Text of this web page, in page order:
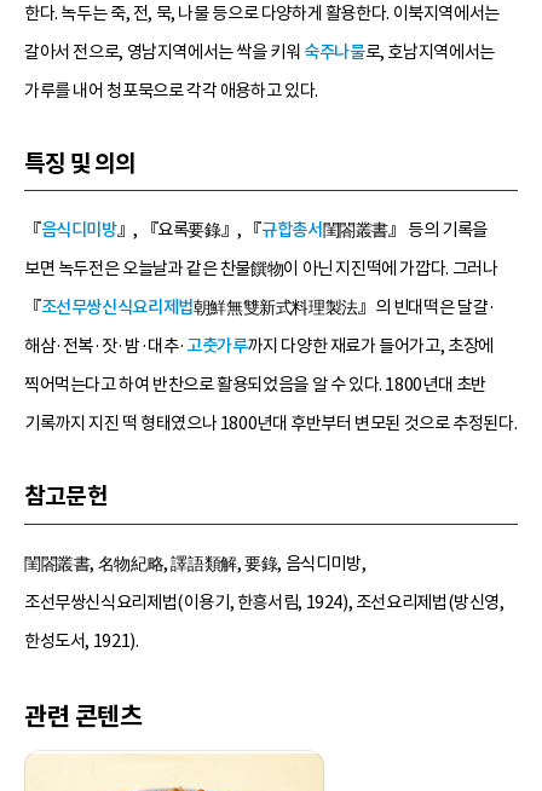
한다. 녹두는 죽, 전, 묵, 나물 등으로 다양하게 활용한다. 이북지역에서는
갈아서 전으로, 영남지역에서는 싹을 키워 숙주나물로, 호남지역에서는
가루를 내어 청포묵으로 각각 애용하고 있다.
특징 및 의의
『음식디미방』, 『요록要錄』, 『규합총서 閨閤叢書』 등의 기록을
보면 녹두전은 오늘날과 같은 찬물饌物이 아닌 지진떡에 가깝다. 그러나
『조선무쌍신식요리제법朝鮮無雙新式料理製法』의 빈대떡은 달걀·
해삼·전복·잣·밤·대추· 고춧가루까지 다양한 재료가 들어가고, 초장에
찍어먹는다고 하여 반찬으로 활용되었음을 알 수 있다. 1800년대 초반
기록까지 지진 떡 형태였으나 1800년대 후반부터 변모된 것으로 추정된다.
참고문헌
閨閤叢書, 名物紀略, 譯語類解, 要錄, 음식디미방,
조선무쌍신식요리제법(이용기, 한흥서림, 1924), 조선요리제법(방신영,
한성도서, 1921).
관련 콘텐츠